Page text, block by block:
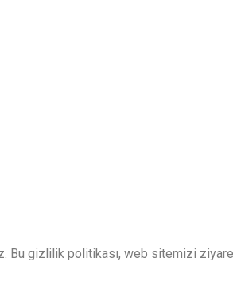
gizlilik politikası, web sitemizi